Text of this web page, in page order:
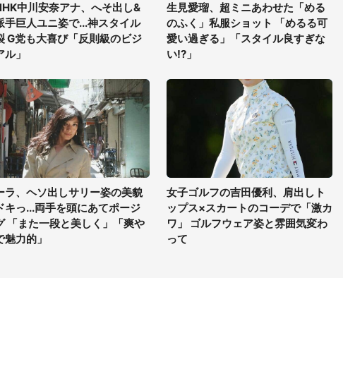
中川安奈アナ、へそ出し&
手巨人ユニ姿で...神スタイル
G党も大喜び「反則級のビジ
」
生見愛瑠、超ミニあわせた「める
のふく」私服ショット 「めるる可
愛い過ぎる」「スタイル良すぎな
い!?」
ラ、ヘソ出しサリー姿の美貌
キっ...両手を頭にあてポージ
「また一段と美しく」「爽や
魅力的」
女子ゴルフの吉田優利、肩出しト
ップス×スカートのコーデで「激カ
ワ」 ゴルフウェア姿と雰囲気変わ
って